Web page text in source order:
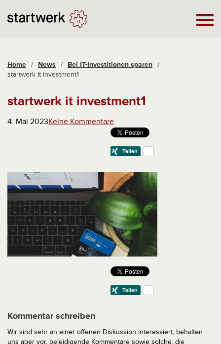
Home / News / Bei IT-Investitionen sparen /
startwerk it investment1
startwerk it investment1
4. Mai 2023Keine Kommentare
Kommentar schreiben
Wir sind sehr an einer offenen Diskussion interessiert, behalten
uns aber vor, beleidigende Kommentare sowie solche, die